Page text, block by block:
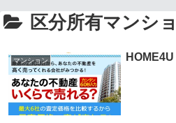
区分所有マンシ
マンション HOME4U